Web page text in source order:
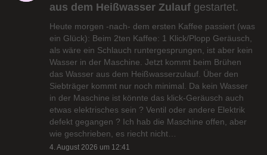
aus dem Heißwasser Zulauf gestartet.
Heute morgen -nach- dem ersten Kaffee passiert (was
ein Glück): Beim 2ten Kaffee: 1 Klick/Plopp Geräusch,
als wäre ein Schlauch runtergesprungen, ist aber kein
Wasser in der Maschine. Jetzt kommt beim Brühen
das Wasser aus dem Heißwasserzulauf. Über den
Siebträger kommt nur noch minimal. Da kein Wasser
in der Maschine ist könnte das klick-Geräusch auch
etwas elektrisches sein ? Ventil oder andere Elektrik
defekt gegangen ? Ich hab die Maschine offen, aber
wie geschrieben, es riecht nicht…
4. August 2026 um 12:41